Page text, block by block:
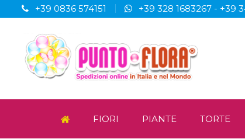
+39 0836 574151 +39 328 1683267 - +39
FIORI PIANTE TORTE